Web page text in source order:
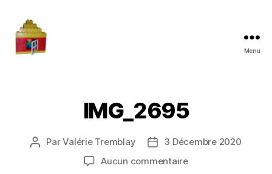
Menu
IMG_2695
Auteur
ParValérie Tremblay
Date3 Décembre 2020
Aucun commentairesur